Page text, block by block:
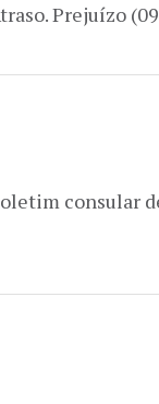
Prejuízo
consular